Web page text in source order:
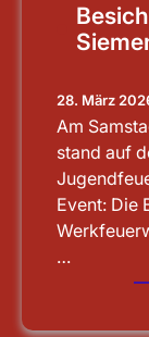
28. März
Am
stand auf
Event: Die
…